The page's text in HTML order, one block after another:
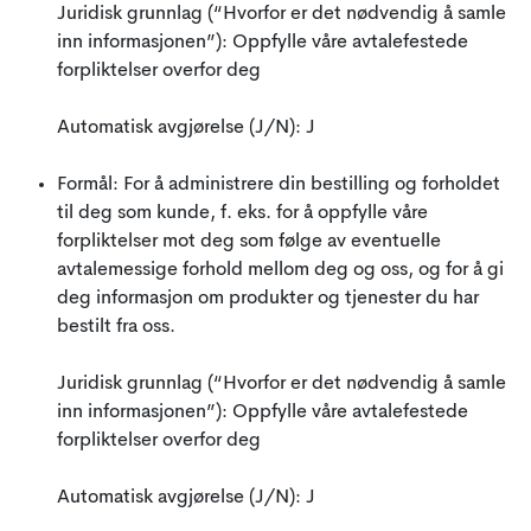
Juridisk grunnlag (“Hvorfor er det nødvendig å samle
inn informasjonen”): Oppfylle våre avtalefestede
forpliktelser overfor deg
Automatisk avgjørelse (J/N): J
Formål: For å administrere din bestilling og forholdet
til deg som kunde, f. eks. for å oppfylle våre
forpliktelser mot deg som følge av eventuelle
avtalemessige forhold mellom deg og oss, og for å gi
deg informasjon om produkter og tjenester du har
bestilt fra oss.
Juridisk grunnlag (“Hvorfor er det nødvendig å samle
inn informasjonen”): Oppfylle våre avtalefestede
forpliktelser overfor deg
Automatisk avgjørelse (J/N): J